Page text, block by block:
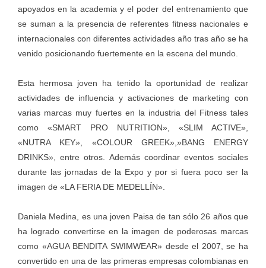
apoyados en la academia y el poder del entrenamiento que
se suman a la presencia de referentes fitness nacionales e
internacionales con diferentes actividades año tras año se ha
venido posicionando fuertemente en la escena del mundo.
Esta hermosa joven ha tenido la oportunidad de realizar
actividades de influencia y activaciones de marketing con
varias marcas muy fuertes en la industria del Fitness tales
como «SMART PRO NUTRITION», «SLIM ACTIVE»,
«NUTRA KEY», «COLOUR GREEK»,»BANG ENERGY
DRINKS», entre otros. Además coordinar eventos sociales
durante las jornadas de la Expo y por si fuera poco ser la
imagen de «LA FERIA DE MEDELLÍN».
Daniela Medina, es una joven Paisa de tan sólo 26 años que
ha logrado convertirse en la imagen de poderosas marcas
como «AGUA BENDITA SWIMWEAR» desde el 2007, se ha
convertido en una de las primeras empresas colombianas en